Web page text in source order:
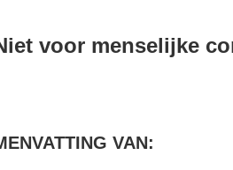
voor menselijke
VAN: